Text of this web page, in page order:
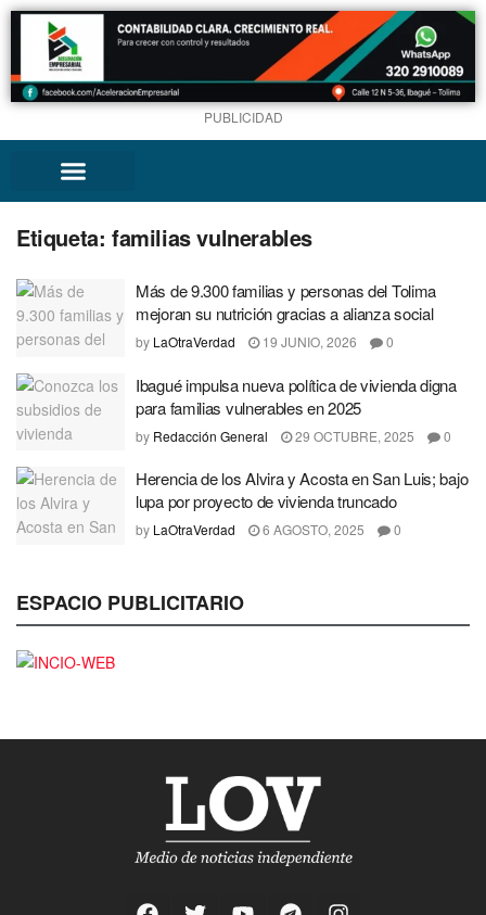
PUBLICIDAD
Etiqueta: familias vulnerables
Más de 9.300 familias y personas del Tolima
mejoran su nutrición gracias a alianza social
by LaOtraVerdad 19 JUNIO, 2026 0
Ibagué impulsa nueva política de vivienda digna
para familias vulnerables en 2025
by Redacción General 29 OCTUBRE, 2025 0
Herencia de los Alvira y Acosta en San Luis; bajo
lupa por proyecto de vivienda truncado
by LaOtraVerdad 6 AGOSTO, 2025 0
ESPACIO PUBLICITARIO